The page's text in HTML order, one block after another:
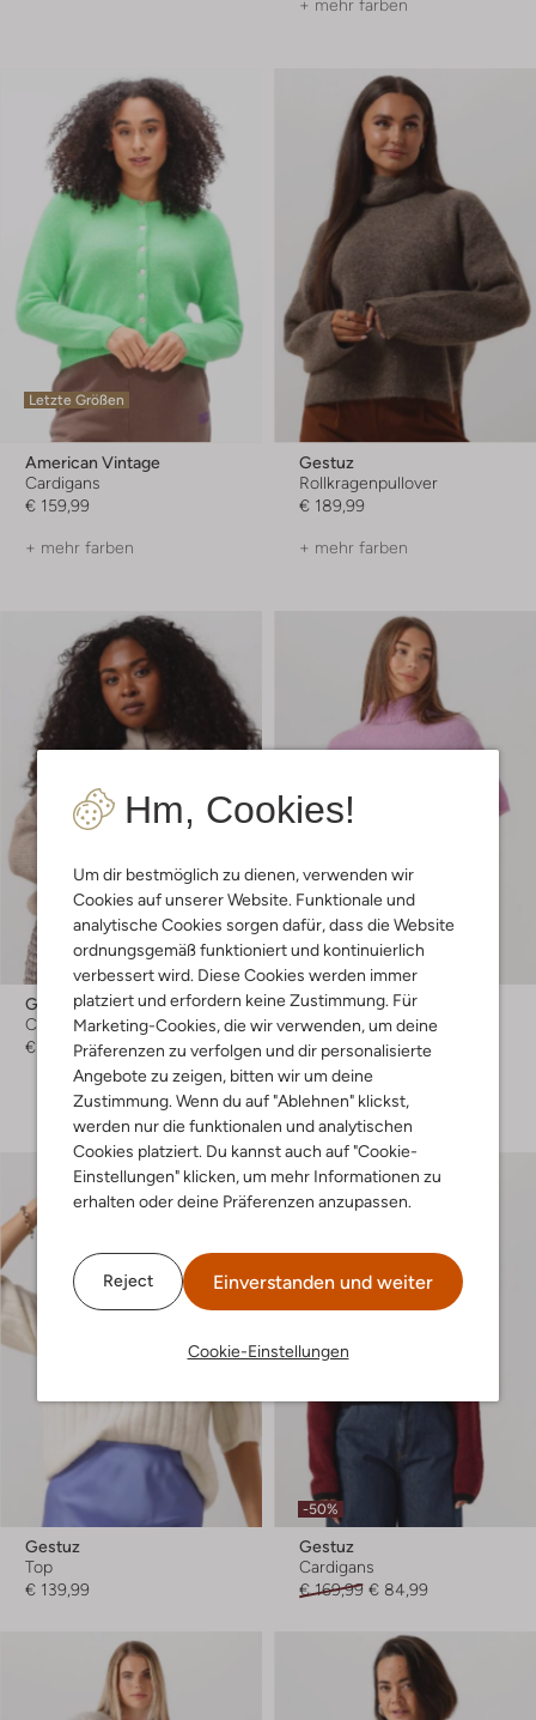
Hm, Cookies!
Um dir bestmöglich zu dienen, verwenden wir
Cookies auf unserer Website. Funktionale und
analytische Cookies sorgen dafür, dass die Website
ordnungsgemäß funktioniert und kontinuierlich
verbessert wird. Diese Cookies werden immer
platziert und erfordern keine Zustimmung. Für
Marketing-Cookies, die wir verwenden, um deine
Präferenzen zu verfolgen und dir personalisierte
Angebote zu zeigen, bitten wir um deine
Zustimmung. Wenn du auf "Ablehnen" klickst,
werden nur die funktionalen und analytischen
Cookies platziert. Du kannst auch auf "Cookie-
Einstellungen" klicken, um mehr Informationen zu
erhalten oder deine Präferenzen anzupassen.
Reject Einverstanden und weiter
Cookie-Einstellungen
+ mehr farben
Letzte Größen
American Vintage
Cardigans
€ 159,99
+ mehr farben
Gestuz
Rollkragenpullover
€ 189,99
+ mehr farben
Gestuz
Cardigans
€ 159,99
Notre-V
Pullover
€ 119,99 € 59,99
+ mehr farben
Gestuz
Top
€ 139,99
-50%
Gestuz
Cardigans
€ 169,99 € 84,99